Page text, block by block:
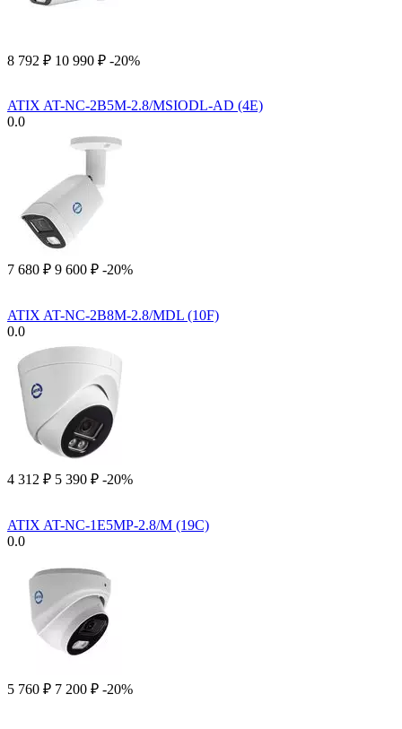
8 792 ₽ 10 990 ₽ -20%
ATIX AT-NC-2B5M-2.8/MSIODL-AD (4E)
0.0
7 680 ₽ 9 600 ₽ -20%
ATIX AT-NC-2B8M-2.8/MDL (10F)
0.0
4 312 ₽ 5 390 ₽ -20%
ATIX AT-NC-1E5MP-2.8/M (19C)
0.0
5 760 ₽ 7 200 ₽ -20%